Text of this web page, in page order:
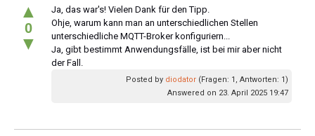
▲
0
▼
Ja, das war's! Vielen Dank für den Tipp.
Ohje, warum kann man an unterschiedlichen Stellen
unterschiedliche MQTT-Broker konfiguriern...
Ja, gibt bestimmt Anwendungsfälle, ist bei mir aber nicht
der Fall.
Posted by diodator (Fragen: 1, Antworten: 1)
Answered on 23. April 2025 19:47